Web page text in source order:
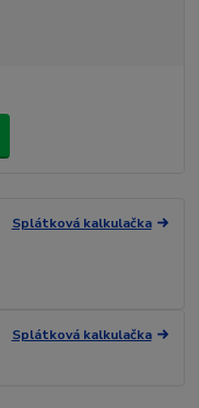
Splátková kalkulačka
Splátková kalkulačka